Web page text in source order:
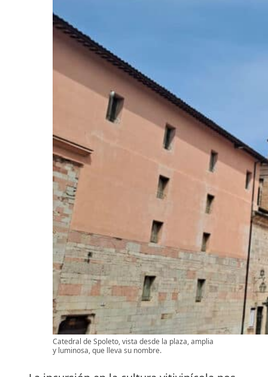
Catedral de Spoleto, vista desde la plaza, amplia
y luminosa, que lleva su nombre.